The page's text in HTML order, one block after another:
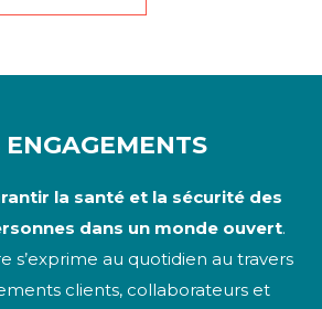
ENGAGEMENTS
la santé et la sécurité des
dans un monde ouvert.
s’exprime au quotidien au travers
clients, collaborateurs et